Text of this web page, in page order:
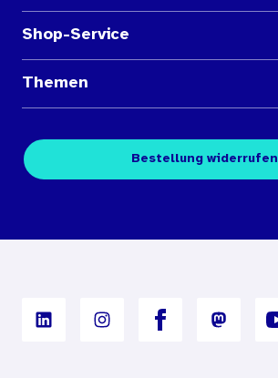
Shop-Service
Medienübersichten
Kontakt
Themen
Fachpublikationen
Digitales Archiv
Bestellung widerrufen